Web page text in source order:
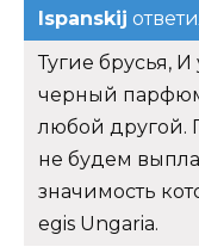
Ispanskij
Тугие брусья,
черный
любой другой.
не будем
значимость
egis Ungaria.